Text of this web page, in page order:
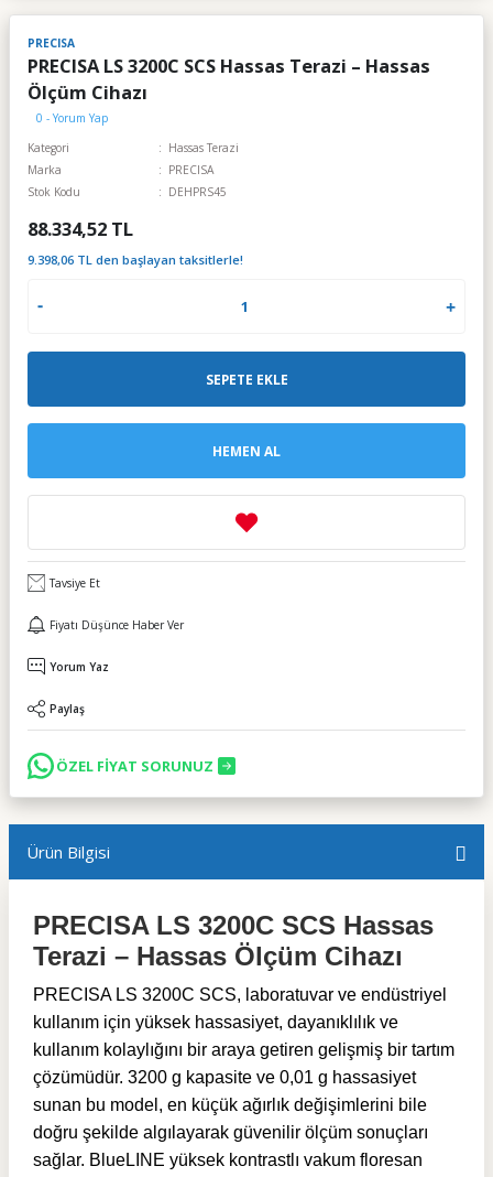
PRECISA
PRECISA LS 3200C SCS Hassas Terazi – Hassas
Ölçüm Cihazı
0 - Yorum Yap
Kategori
Hassas Terazi
Marka
PRECISA
Stok Kodu
DEHPRS45
88.334,52 TL
9.398,06 TL den başlayan taksitlerle!
SEPETE EKLE
HEMEN AL
Tavsiye Et
Fiyatı Düşünce Haber Ver
Yorum Yaz
Paylaş
ÖZEL FİYAT SORUNUZ
Ürün Bilgisi
PRECISA LS 3200C SCS Hassas
Terazi – Hassas Ölçüm Cihazı
PRECISA LS 3200C SCS, laboratuvar ve endüstriyel
kullanım için yüksek hassasiyet, dayanıklılık ve
kullanım kolaylığını bir araya getiren gelişmiş bir tartım
çözümüdür. 3200 g kapasite ve 0,01 g hassasiyet
sunan bu model, en küçük ağırlık değişimlerini bile
doğru şekilde algılayarak güvenilir ölçüm sonuçları
sağlar. BlueLINE yüksek kontrastlı vakum floresan